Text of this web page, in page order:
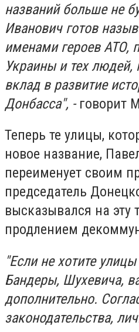
названий больше не
Иванович готов
именами героев АТО,
Украины и тех людей,
вклад в развитие
Донбасса", - говорит
Теперь те улицы,
новое название,
переименует своим
председатель
высказывался на эту
продлением
"Если не хотите
Бандеры, Шухевича,
дополнительно.
законодательства,